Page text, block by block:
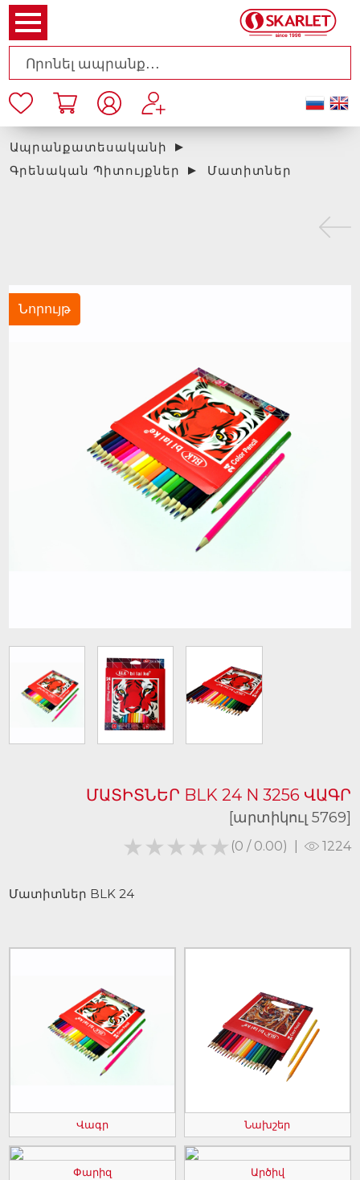
Ապրանքատեսականի
Գրենական Պիտույքներ
Մատիտներ
Նորույթ
ՄԱՏԻՏՆԵՐ BLK 24 N 3256 ՎԱԳՐ
[արտիկուլ 5769]
★★★★★
★★★★★ (0 / 0.00) 1224
Մատիտներ BLK 24
Վագր Նախշեր
Փարիզ Արծիվ